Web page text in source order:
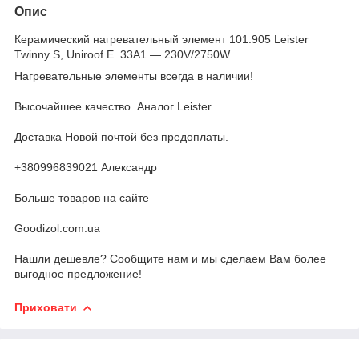
Опис
Керамический нагревательный элемент 101.905 Leister
Twinny S, Uniroof E 33A1 — 230V/2750W
Нагревательные элементы всегда в наличии!
Высочайшее качество. Аналог Leister.
Доставка Новой почтой без предоплаты.
+380996839021 Александр
Больше товаров на сайте
Goodizol.com.ua
Нашли дешевле? Сообщите нам и мы сделаем Вам более
выгодное предложение!
Приховати